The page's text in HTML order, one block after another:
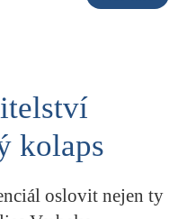
PŘEHLED
STUDIE
PORTRÉT
kolaps
oslovit nejen ty